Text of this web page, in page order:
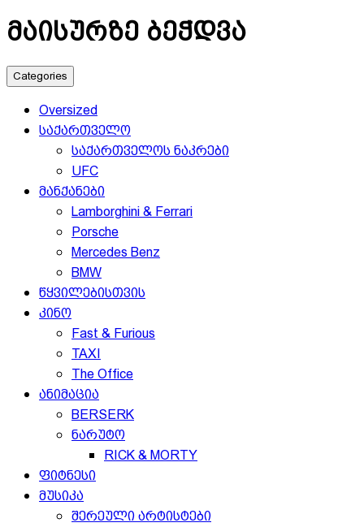
მაისურზე ბეჭდვა
Categories
Oversized
საქართველო
საქართველოს ნაკრები
UFC
მანქანები
Lamborghini & Ferrari
Porsche
Mercedes Benz
BMW
წყვილებისთვის
კინო
Fast & Furious
TAXI
The Office
ანიმაცია
BERSERK
ნარუტო
RICK & MORTY
ფიტნესი
მუსიკა
შერეული არტისტები